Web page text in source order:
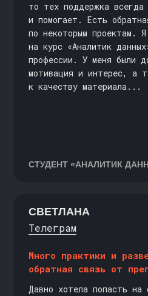
то тех поддержка всегда
и помогает. Есть
по некоторым проектам.
на курс «Аналитик
профессии. У меня были
мотивация и интерес, а
к качеству материала...
Много практики и
обратная связь от
СВЕТЛАНА
Телеграм
Давно хотела попасть на
СТУДЕНТ «АНАЛИТИК
Министерство просвещения Российской
77/00179689 от 11 апреля 2022 г.
Промокоды Платформа
Контакты